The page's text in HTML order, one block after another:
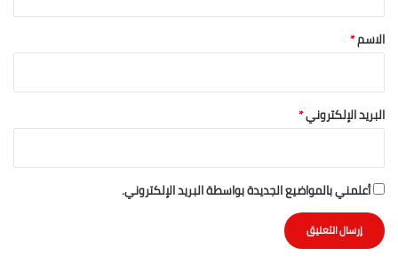
*
الاسم*
البريد الإلكتروني*
أعلمني بالمواضيع الجديدة بواسطة البريد الإلكتروني.